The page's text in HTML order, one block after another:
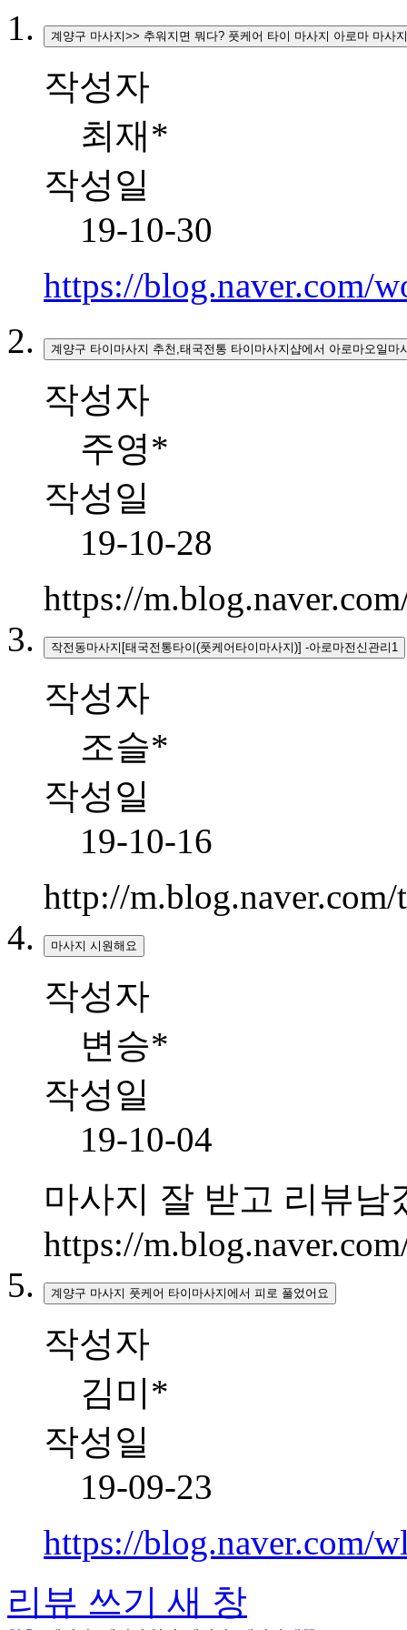
계양구 마사지>> 추워지면 뭐다? 풋케어 타이 마사지 아로마 마사지
작성자
최재*
작성일
19-10-30
https://blog.naver.com/
계양구 타이마사지 추천,태국전
작성자
주영*
작성일
19-10-28
https://
작전동마사지[태국전통타이(풋케어타이마사지)] -아로마전신관리1
작성자
조슬*
작성일
19-10-16
http://
마사지 시원해요
작성자
변승*
작성일
19-10-04
마사지 잘 받고 리뷰남
https://
계양구 마사지 풋케어 타이마사지에서 피로 풀었어요
작성자
김미*
작성일
19-09-23
https://blog.naver.com/
리뷰 쓰기 새 창